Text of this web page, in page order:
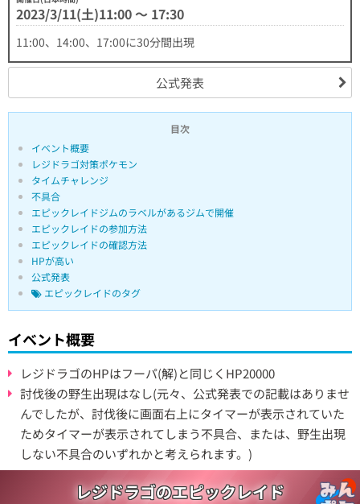
2023/3/11(土)11:00 〜 17:30
11:00、14:00、17:00に30分間出現
公式発表
目次
イベント概要
レジドラゴ対策ポケモン
タイムチャレンジ
不具合
エピックレイドジムのラベルがあるジムで開催
エピックレイドの参加方法
エピックレイドの確認方法
HPが高い
公式発表
エピックレイドのタグ
イベント概要
レジドラゴのHPはフーパ(解)と同じくHP20000
討伐後の野生出現はなし(元々、公式発表での記載はありませ
んでしたが、討伐後に画面右上にタイマーが表示されていた
ためタイマーが表示されてしまう不具合、または、野生出現
しない不具合のいずれかと考えられます。)
レジドラゴのエピックレイド